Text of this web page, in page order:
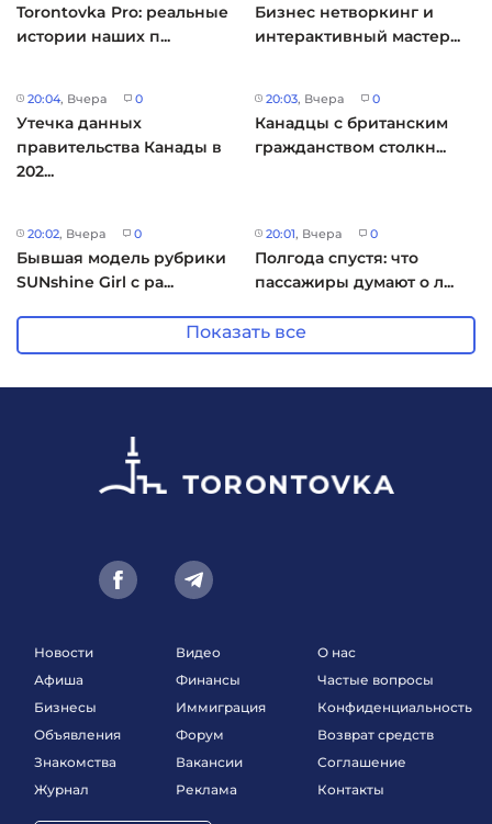
Torontovka Pro: реальные
истории наших п...
Бизнес нетворкинг и
интерактивный мастер...
20:04, Вчера 0
Утечка данных
правительства Канады в
202...
20:03, Вчера 0
Канадцы с британским
гражданством столкн...
20:02, Вчера 0
Бывшая модель рубрики
SUNshine Girl с ра...
20:01, Вчера 0
Полгода спустя: что
пассажиры думают о л...
Показать все
Новости
Афиша
Бизнесы
Объявления
Знакомства
Журнал
Видео
Финансы
Иммиграция
Форум
Вакансии
Реклама
О нас
Частые вопросы
Конфиденциальность
Возврат средств
Соглашение
Контакты